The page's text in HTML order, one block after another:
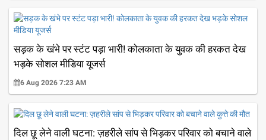
सड़क के खंभे पर स्टंट पड़ा भारी! कोलकाता के युवक की हरकत देख
भड़के सोशल मीडिया यूजर्स
6 Aug 2026 7:23 AM
दिल छू लेने वाली घटना: ज़हरीले सांप से भिड़कर परिवार को बचाने वाले